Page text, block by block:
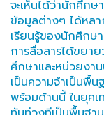
จะเห็นได้ว่านักศึก
ข้อมูลต่างๆ ได้หลา
เรียนรู้ของนักศึกษ
การสื่อสารได้ขยา
ศึกษาและหน่วยงา
เป็นความจำเป็นพื้
พร้อมด้านนี้ ในยุคเ